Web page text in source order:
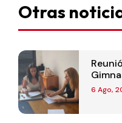
Otras
6 Ago,